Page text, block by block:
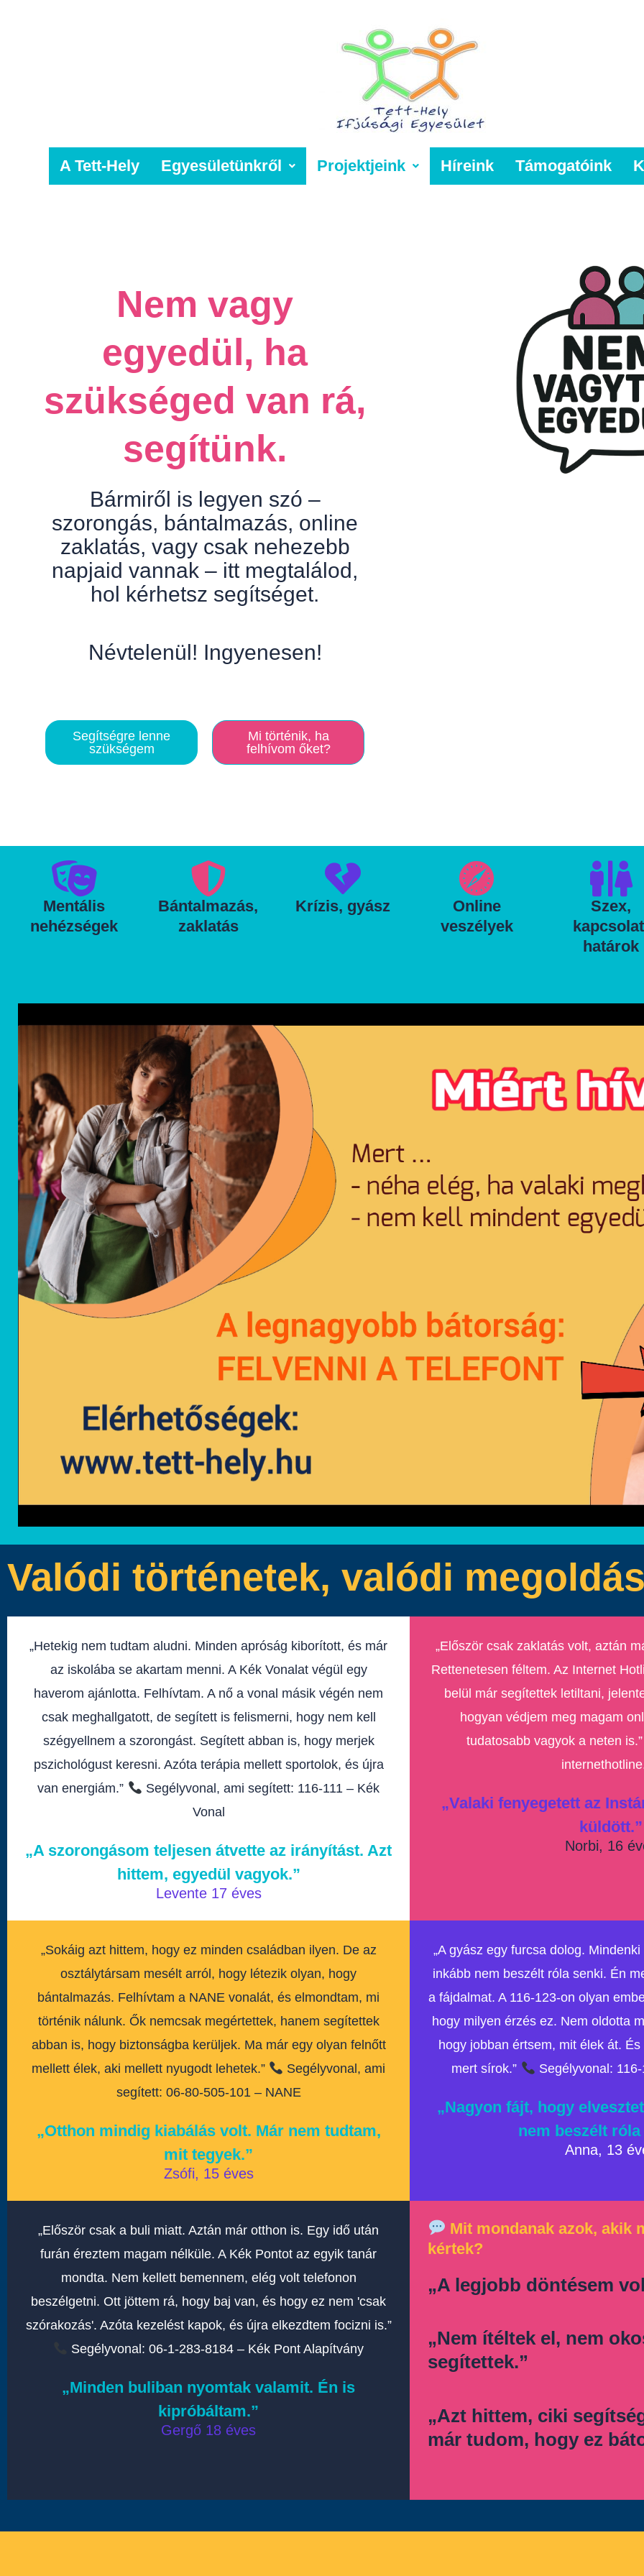
A Tett-Hely Egyesületünkről Projektjeink Híreink Támogatóink
Nem vagy
egyedül, ha
szükséged van rá,
segítünk.
Bármiről is legyen szó –
szorongás, bántalmazás, online
zaklatás, vagy csak nehezebb
napjaid vannak – itt megtalálod,
hol kérhetsz segítséget.
Névtelenül! Ingyenesen!
Segítségre lenne
szükségem
Mi történik, ha
felhívom őket?
Mentális
nehézségek
Bántalmazás,
zaklatás
Krízis, gyász
Online
veszélyek
Szex,
határok
Valódi történetek, valódi
„Hetekig nem tudtam aludni. Minden apróság kiborított, és már
az iskolába se akartam menni. A Kék Vonalat végül egy
haverom ajánlotta. Felhívtam. A nő a vonal másik végén nem
csak meghallgatott, de segített is felismerni, hogy nem kell
szégyellnem a szorongást. Segített abban is, hogy merjek
pszichológust keresni. Azóta terápia mellett sportolok, és újra
van energiám.”
Segélyvonal, ami segített: 116-111 – Kék
Vonal
„A szorongásom teljesen átvette az irányítást. Azt
hittem, egyedül vagyok.”
Levente 17 éves
„Először csak zaklatás volt, aztán
Rettenetesen féltem. Az Internet
belül már segítettek letiltani,
hogyan védjem meg magam
tudatosabb vagyok a neten
„Valaki fenyegetett az
küldött.”
Norbi, 16
„Sokáig azt hittem, hogy ez minden családban ilyen. De az
osztálytársam mesélt arról, hogy létezik olyan, hogy
bántalmazás. Felhívtam a NANE vonalát, és elmondtam, mi
történik nálunk. Ők nemcsak megértettek, hanem segítettek
abban is, hogy biztonságba kerüljek. Ma már egy olyan felnőtt
mellett élek, aki mellett nyugodt lehetek.”
Segélyvonal, ami
segített: 06-80-505-101 – NANE
„Otthon mindig kiabálás volt. Már nem tudtam,
mit tegyek.”
Zsófi, 15 éves
„A gyász egy furcsa dolog.
inkább nem beszélt róla senki. Én
a fájdalmat. A 116-123-on olyan
hogy milyen érzés ez. Nem oldotta
hogy jobban értsem, mit élek át.
mert sírok.”
Segélyvonal:
„Nagyon fájt, hogy
nem beszélt
Anna, 13
„Először csak a buli miatt. Aztán már otthon is. Egy idő után
furán éreztem magam nélküle. A Kék Pontot az egyik tanár
mondta. Nem kellett bemennem, elég volt telefonon
beszélgetni. Ott jöttem rá, hogy baj van, és hogy ez nem 'csak
szórakozás'. Azóta kezelést kapok, és újra elkezdtem focizni is.”
Segélyvonal: 06-1-283-8184 – Kék Pont Alapítvány
„Minden buliban nyomtak valamit. Én is
kipróbáltam.”
Gergő 18 éves
Mit mondanak azok, akik
kértek?
„A legjobb döntésem
„Nem ítéltek el, nem
segítettek.”
„Azt hittem, ciki
már tudom, hogy ez